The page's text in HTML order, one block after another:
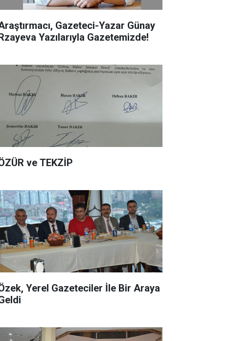
Gazeteci-Yazar Günay
Yazılarıyla Gazetemizde!
ve TEKZİP
Yerel Gazeteciler İle Bir Araya